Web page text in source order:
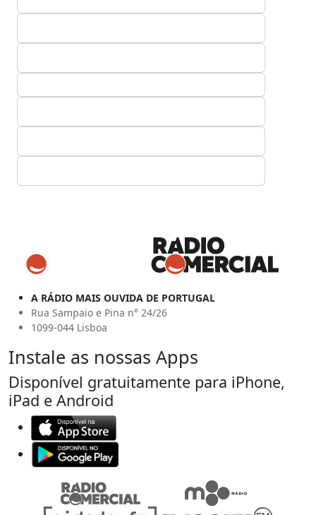
A RÁDIO MAIS OUVIDA DE PORTUGAL
Rua Sampaio e Pina n° 24/26
1099-044 Lisboa
Instale as nossas Apps
Disponível gratuitamente para iPhone,
iPad e Android